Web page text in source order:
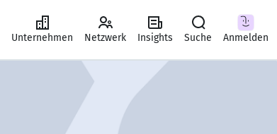
Unternehmen Netzwerk Insights Suche Anmelden